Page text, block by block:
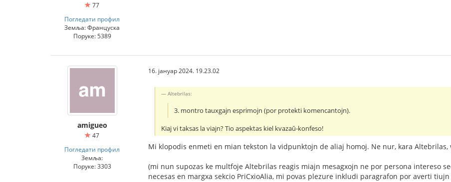
77
Погледати профил
Земља: Француска
Поруке: 5389
amigueo
47
Погледати профил
Земља:
Поруке: 3303
16. јануар 2024. 19.23.02
Altebrilas:
3. montro tauxgajn esprimojn (por protekti komencantojn).
Kiaj vi taksas la viajn? Tio aspektas kiel kvazaŭ-konfeso!
Mi klopodis enmeti en mian tekston la vidpunktojn de aliaj homoj. Ne nur, kara
(mi nun supozas ke multfoje Altebrilas reagis miajn mesagxojn ne por persona intereso
necesas en margxa sekcio PriCxioAlia, mi povas plezure inkludi paragrafon por averti